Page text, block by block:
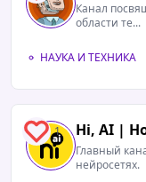
Канал
области те...
НАУКА И ТЕХНИКА
1 Hi, AI |
Главный
нейросетях.